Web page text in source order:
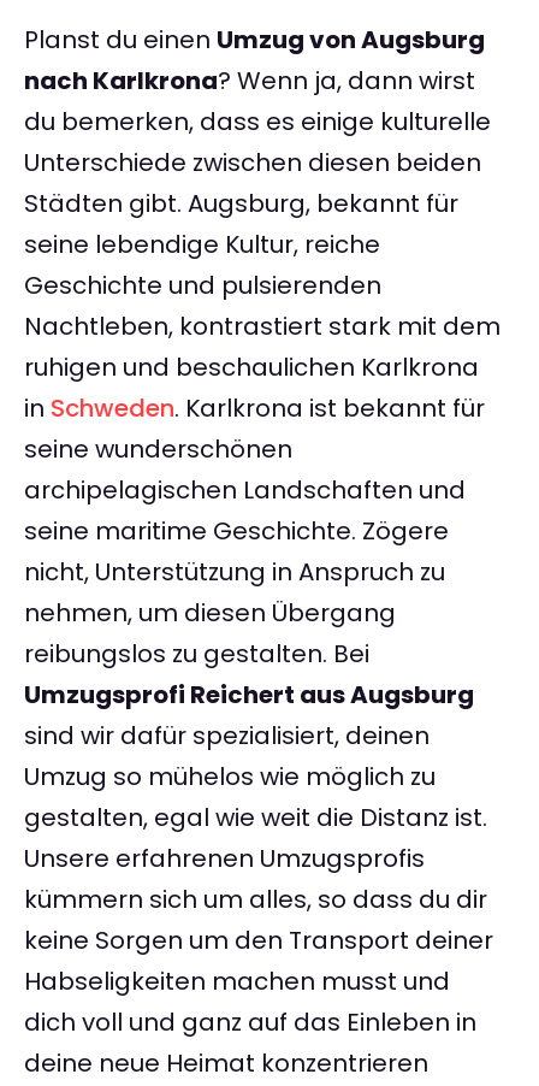
Planst du einen Umzug von Augsburg
nach Karlkrona? Wenn ja, dann wirst
du bemerken, dass es einige kulturelle
Unterschiede zwischen diesen beiden
Städten gibt. Augsburg, bekannt für
seine lebendige Kultur, reiche
Geschichte und pulsierenden
Nachtleben, kontrastiert stark mit dem
ruhigen und beschaulichen Karlkrona
in Schweden. Karlkrona ist bekannt für
seine wunderschönen
archipelagischen Landschaften und
seine maritime Geschichte. Zögere
nicht, Unterstützung in Anspruch zu
nehmen, um diesen Übergang
reibungslos zu gestalten. Bei
Umzugsprofi Reichert aus Augsburg
sind wir dafür spezialisiert, deinen
Umzug so mühelos wie möglich zu
gestalten, egal wie weit die Distanz ist.
Unsere erfahrenen Umzugsprofis
kümmern sich um alles, so dass du dir
keine Sorgen um den Transport deiner
Habseligkeiten machen musst und
dich voll und ganz auf das Einleben in
deine neue Heimat konzentrieren